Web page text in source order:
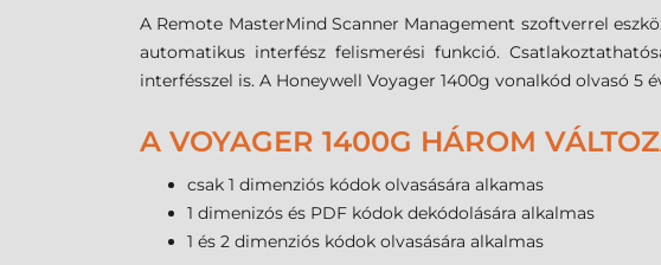
A Remote MasterMind Scanner Management szoftverrel
automatikus interfész felismerési funkció.
interfésszel is. A Honeywell Voyager 1400g vonalkód olvasó 5
A VOYAGER 1400G HÁROM
csak 1 dimenziós kódok olvasására alkamas
1 dimenizós és PDF kódok dekódolására alkalmas
1 és 2 dimenziós kódok olvasására alkalmas